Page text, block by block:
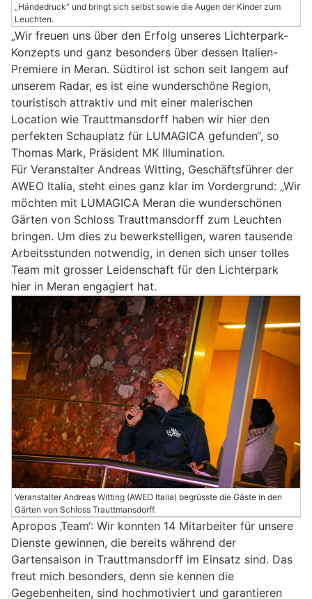
„Händedruck“ und bringt sich selbst sowie die Augen der Kinder zum
Leuchten.
„Wir freuen uns über den Erfolg unseres Lichterpark-
Konzepts und ganz besonders über dessen Italien-
Premiere in Meran. Südtirol ist schon seit langem auf
unserem Radar, es ist eine wunderschöne Region,
touristisch attraktiv und mit einer malerischen
Location wie Trauttmansdorff haben wir hier den
perfekten Schauplatz für LUMAGICA gefunden“, so
Thomas Mark, Präsident MK Illumination.
Für Veranstalter Andreas Witting, Geschäftsführer der
AWEO Italia, steht eines ganz klar im Vordergrund: „Wir
möchten mit LUMAGICA Meran die wunderschönen
Gärten von Schloss Trauttmansdorff zum Leuchten
bringen. Um dies zu bewerkstelligen, waren tausende
Arbeitsstunden notwendig, in denen sich unser tolles
Team mit grosser Leidenschaft für den Lichterpark
hier in Meran engagiert hat.
Veranstalter Andreas Witting (AWEO Italia) begrüsste die Gäste in den
Gärten von Schloss Trauttmansdorff.
Apropos ‚Team‘: Wir konnten 14 Mitarbeiter für unsere
Dienste gewinnen, die bereits während der
Gartensaison in Trauttmansdorff im Einsatz sind. Das
freut mich besonders, denn sie kennen die
Gegebenheiten, sind hochmotiviert und garantieren